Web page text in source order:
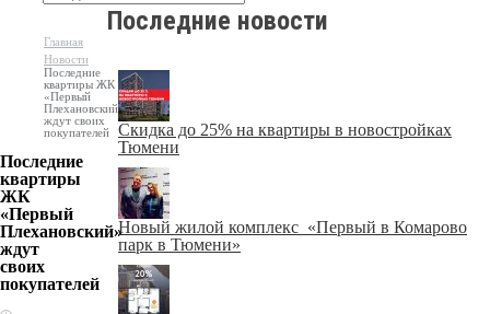
Главная
Новости
Последние
квартиры ЖК
«Первый
Плехановский»
ждут своих
покупателей
Последние
квартиры
ЖК
«Первый
Плехановский»
ждут
своих
покупателей
Последние новости
Скидка до 25% на квартиры в новостройках
Тюмени
Новый жилой комплекс «Первый в Комарово
парк в Тюмени»